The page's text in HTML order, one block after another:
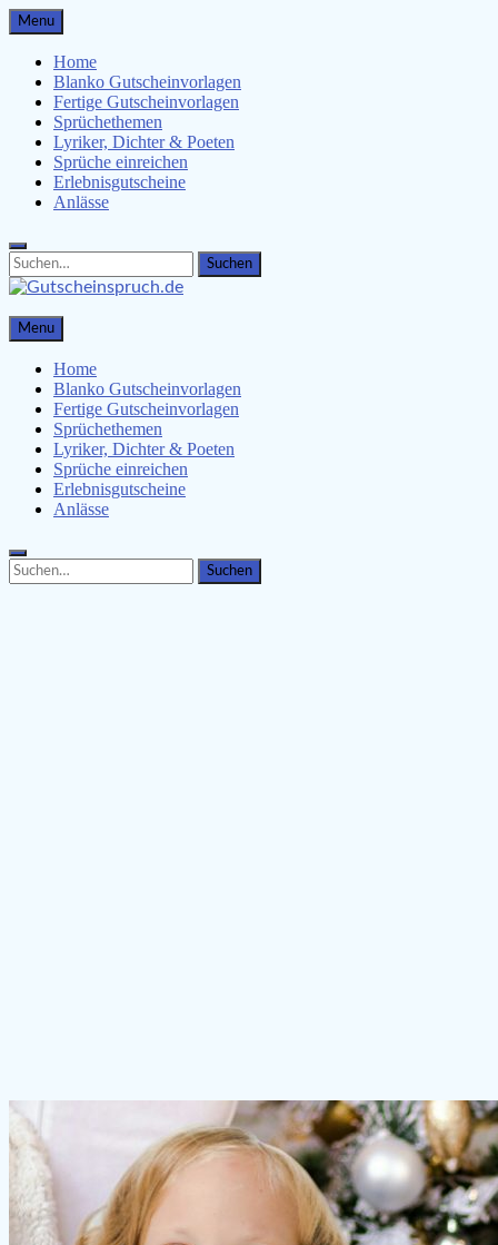
Skip
to
content
Menu
Home
Blanko Gutscheinvorlagen
Fertige Gutscheinvorlagen
Sprüchethemen
Lyriker, Dichter & Poeten
Sprüche einreichen
Erlebnisgutscheine
Anlässe
Search
for:
Search
Gutscheinspruch.de
Gutscheinsprüche & Gutscheinvorlagen finden
Menu
Home
Blanko Gutscheinvorlagen
Fertige Gutscheinvorlagen
Sprüchethemen
Lyriker, Dichter & Poeten
Sprüche einreichen
Erlebnisgutscheine
Anlässe
Search
for:
Search